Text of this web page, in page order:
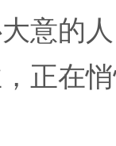
意的
正在